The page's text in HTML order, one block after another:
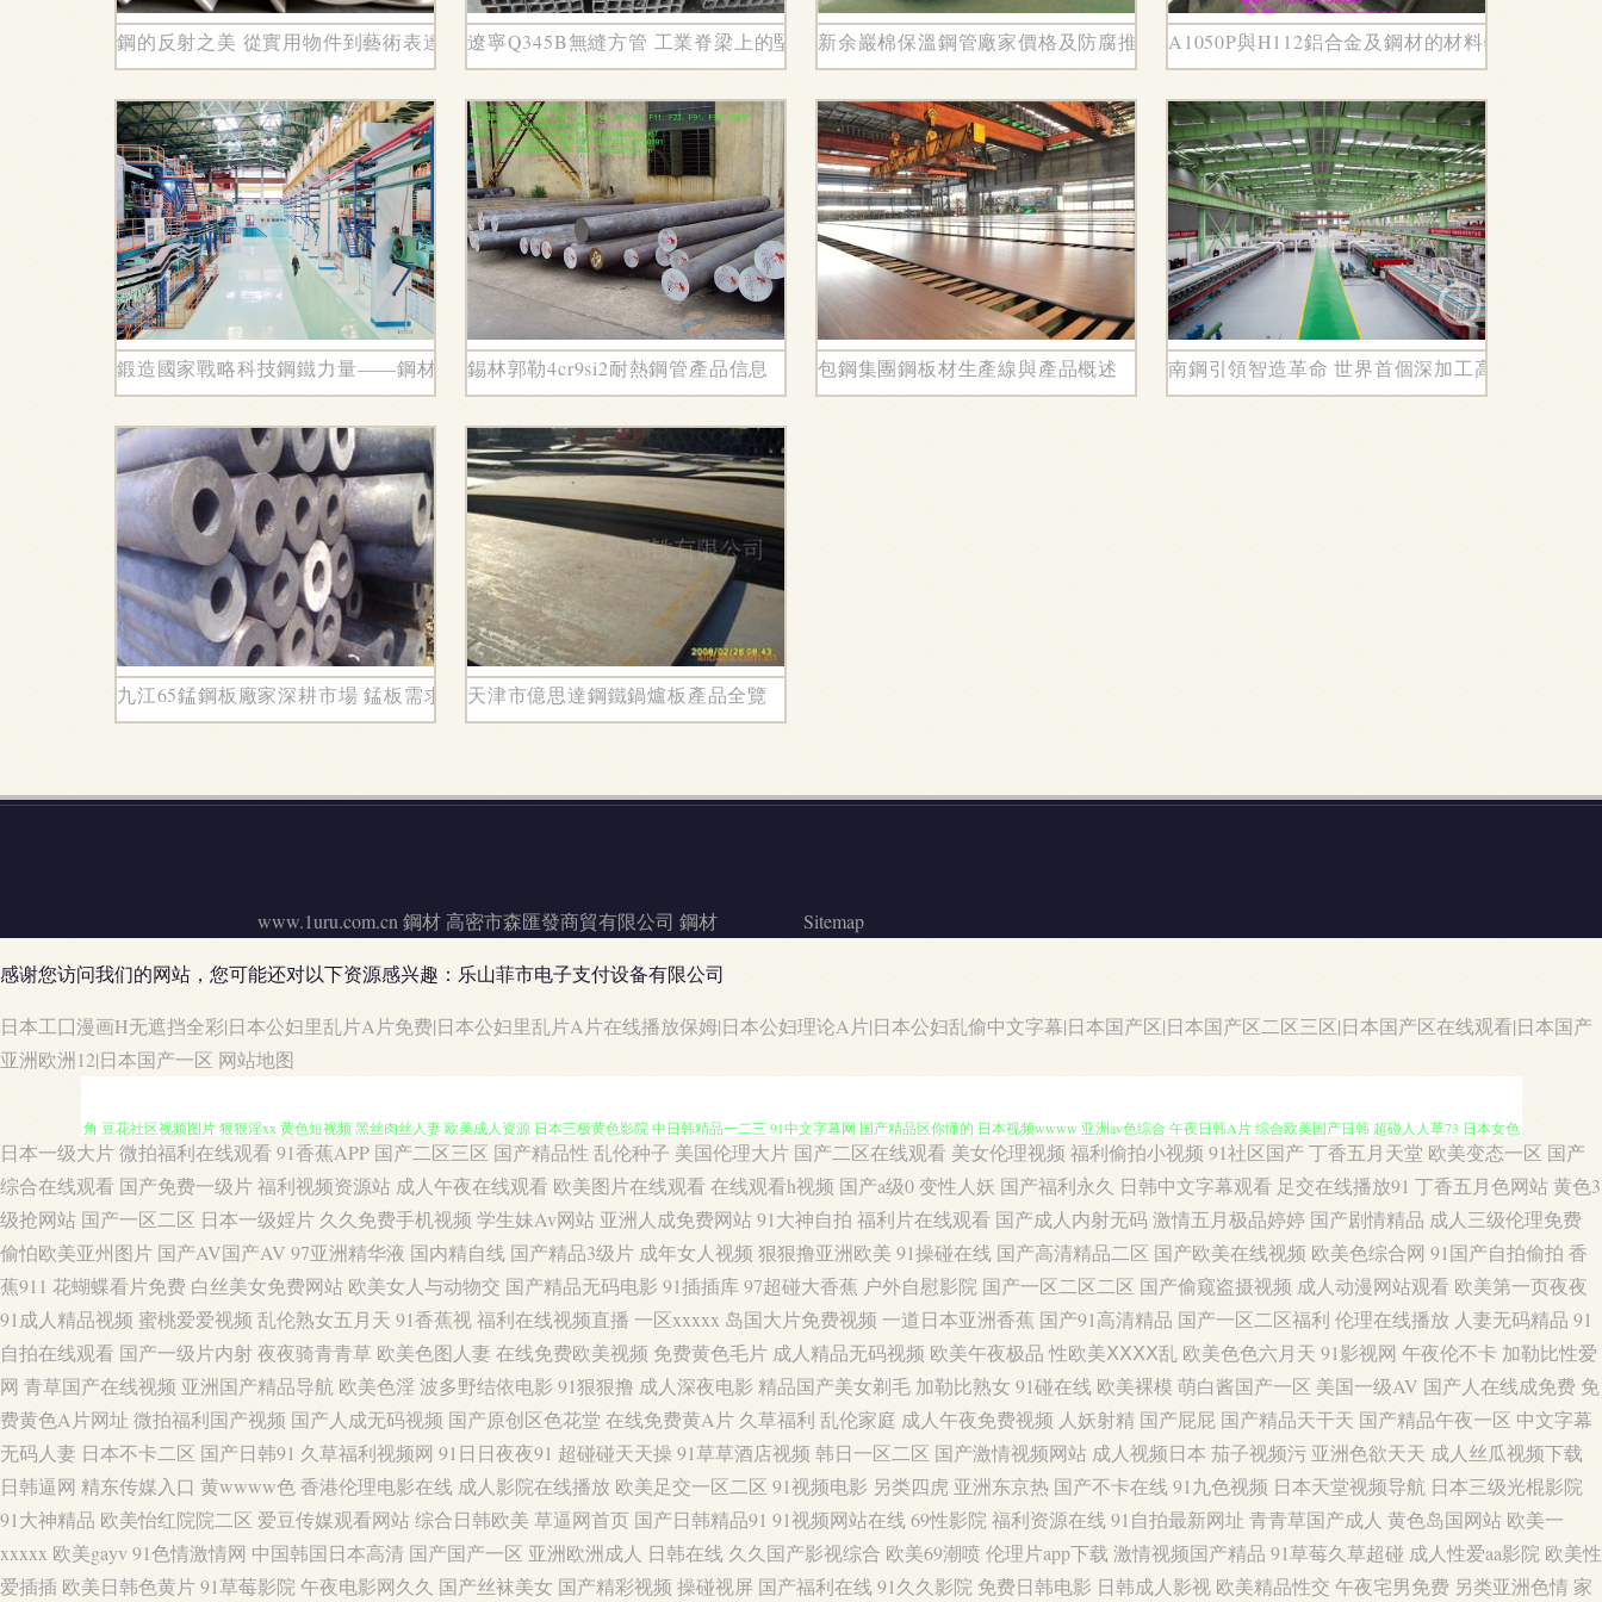
鋼的反射之美 從實用物件到藝術表達 遼寧Q345B無縫方管 工業脊梁上的堅實選擇新余巖棉保溫鋼管廠家價格及防腐推薦 性價比之選A1050P與H112鋁合金及鋼材的材料特性與工程
鍛造國家戰略科技鋼鐵力量——鋼材在國防與高技術領域的發展路徑
錫林郭勒4cr9si2耐熱鋼管產品信息 包鋼集團鋼板材生產線與產品概述 南鋼引領智造革命 世界首個深加工高強耐磨鋼
九江65錳鋼板廠家深耕市場 錳板需求攀升，高品質鋼材成核心引擎
天津市億思達鋼鐵鍋爐板產品全覽
www.1uru.com.cn 鋼材高密市森匯發商貿有限公司 鋼材 Sitemap
感谢您访问我们的网站，您可能还对以下资源感兴趣：乐山菲市电子支付设备有限公司
日本工囗漫画H无遮挡全彩|日本公妇里乱片A片免费|日本公妇里乱片A片在线播放保姆|日本公妇理论A片|日本公妇乱偷中文字幕|日本国产区|日本国产区二区三区|日本国产区在线观看|日本国产
亚洲欧洲12|日本国产一区 网站地图
97超惹人人 黑丝国产素人 一本道爱天堂 91白丝足交 91爱爱在线影院 91黄在线观看网 91地址入口网页 91人妻国产 av热热 岛国91线观看 国产精品久久伊人 久草中文网 内射国产 欧美另类极度 色悠悠福利导航 亚洲影院97 91九色海
角 豆花社区视频图片 狠狠淫xx 黄色短视频 黑丝肉丝人妻 欧美成人资源 日本三极黄色影院 中日韩精品一二三 91中文字幕网 国产精品区你懂的 日本视频wwww 亚洲av色综合 午夜日韩A片 综合欧美国产日韩 超碰人人草73 日本女色
色视频 最新人妻AV电影 海角tv91 老湿机app 国产站二区 91少妇热舞被操 激情欧美亚 AV狼人 日本一道本 性生活A级视频 一区二区网站 91美女色色 99热8 www超碰碰 岛国精品资源网站 国产传媒精选 日本做爱91视屏 手机亚洲色在
线 一本色色免费视频 伊人成人在线观看 91在线不卡 黄色片网站 久草福利资源站 人妻人操 日韩新片百度网网 91精品大香蕉 91综合娱乐在线 黄色福利影院 久草男女 久久嫩草精品 天堂女优久久 午夜激情一区 AV老司机 www日逼
抠逼 91网站永久入口 AA3级片 WWW97干 大香蕉大香蕉在线 福利小视频 国产精品第二页 韩国伦理合集 久久伊人国产九九 欧美日逼网 欧美曰曰视频 日韩AV官网 日韩乱论 亚洲日逼视频 91操黑丝 91社免费 97色色亚洲成人 wwwav
网址 超碰在线搞99 黑料网制服丝袜 久久超碰97 另类综合欧洲激情 欧美成人女同黄 神马影院午夜限制 午夜无码导航 亚洲日韩首页 自慰喷水网站 91伊人超碰在线 ts在线视频 超碰牛牛 成人在线观看伊人 国产黄色成人在线 精品伦理
久久入口91 欧美野外性V 日韩色图 午夜黄色三级 91社精品无码 99大香蕉五月天 成人無碼視頻 国产区丝袜玉足 蜜桃视频网 人人爱超碰 日日干艹 天堂AV男人 午夜福利404 51无码视频 99TV污黄 www日韩欧美 国产电影五码 精品大
日本一级大片微拍福利在线观看 91香蕉APP 国产二区三区 国产精品性 乱伦种子 美国伦理大片 国产二区在线观看 美女伦理视频 福利偷拍小视频 91社区国产 丁香五月天堂 欧美变态一区 国产
综合在线观看 国产免费一级片福利视频资源站 成人午夜在线观看 欧美图片在线观看 在线观看h视频 国产a级0变性人妖 国产福利永久 日韩中文字幕观看 足交在线播放91 丁香五月色网站黄色3
级抢网站 国产一区二区 日本一级婬片 久久免费手机视频 学生妹Av网站 亚洲人成免费网站91大神自拍 福利片在线观看 国产成人内射无码激情五月极品婷婷 国产剧情精品 成人三级伦理免费
偷怕欧美亚州图片 国产AV国产AV 97亚洲精华液 国内精自线 国产精品3级片 成年女人视频 狠狠撸亚洲欧美 91操碰在线 国产高清精品二区 国产欧美在线视频 欧美色综合网 91国产自拍偷拍 香
蕉911 花蝴蝶看片免费 白丝美女免费网站 欧美女人与动物交 国产精品无码电影 91插插库 97超碰大香蕉 户外自慰影院 国产一区二区二区 国产偷窥盗摄视频 成人动漫网站观看 欧美第一页夜夜
91成人精品视频 蜜桃爱爱视频 乱伦熟女五月天 91香蕉视福利在线视频直播 一区xxxxx 岛国大片免费视频 一道日本亚洲香蕉 国产91高清精品 国产一区二区福利 伦理在线播放 人妻无码精品 91
自拍在线观看 国产一级片内射夜夜骑青青草 欧美色图人妻 在线免费欧美视频 免费黄色毛片 成人精品无码视频 欧美午夜极品 性欧美ⅩⅩⅩⅩ乱 欧美色色六月天 91影视网 午夜伦不卡 加勒比性爱
网 青草国产在线视频 亚洲国产精品导航 欧美色淫 波多野结依电影 91狠狠撸 成人深夜电影 精品国产美女剃毛 加勒比熟女91碰在线 欧美裸模 萌白酱国产一区 美国一级AV 国产人在线成免费 免
费黄色A片网址 微拍福利国产视频 国产人成无码视频 国产原创区色花堂 在线免费黄A片 久草福利 乱伦家庭 成人午夜免费视频 人妖射精 国产屁屁 国产精品天干天 国产精品午夜一区 中文字幕
无码人妻 日本不卡二区 国产日韩91 久草福利视频网 91日日夜夜91 超碰碰天天操 91草草酒店视频 韩日一区二区 国产激情视频网站 成人视频日本 茄子视频污 亚洲色欲天天 成人丝瓜视频下载
日韩逼网 精东传媒入口 黄wwww色香港伦理电影在线 成人影院在线播放 欧美足交一区二区 91视频电影 另类四虎 亚洲东京热 国产不卡在线 91九色视频 日本天堂视频导航 日本三级光棍影院
91大神精品 欧美怡红院院二区 爱豆传媒观看网站综合日韩欧美 草逼网首页 国产日韩精品91 91视频网站在线 69性影院 福利资源在线 91自拍最新网址 青青草国产成人 黄色岛国网站 欧美一
xxxxx 欧美gayv 91色情激情网 中国韩国日本高清 国产国产一区 亚洲欧洲成人 日韩在线 久久国产影视综合 欧美69潮喷伦理片app下载 激情视频国产精品 91草莓久草超碰 成人性爱aa影院 欧美性
爱插插 欧美日韩色黄片91草莓影院 午夜电影网久久 国产丝袜美女 国产精彩视频 操碰视屏 国产福利在线 91久久影院 免费日韩电影 日韩成人影视 欧美精品性交 午夜宅男免费 另类亚洲色情 家